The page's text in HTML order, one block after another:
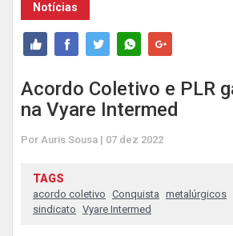
Notícias
Acordo Coletivo e PLR
na Vyare Intermed
Por Auris Sousa | 07 dez 2022
TAGS
acordo coletivo Conquista metalúrgicos
sindicato Vyare Intermed